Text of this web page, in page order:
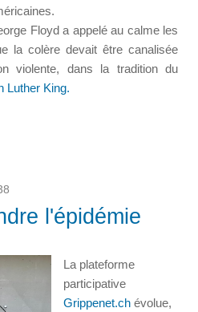
Floyd a appelé au calme les
la colère devait être canalisée
violente, dans la tradition du
Luther King.
l'épidémie
La plateforme
participative
Grippenet.ch évolue,